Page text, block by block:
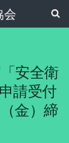
会
安全衛
請受付
金）締